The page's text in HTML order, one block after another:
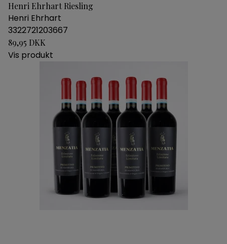
Henri Ehrhart Riesling
Henri Ehrhart
3322721203667
89,95 DKK
Vis produkt